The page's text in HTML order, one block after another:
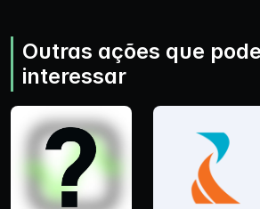
Outras ações que
interessar